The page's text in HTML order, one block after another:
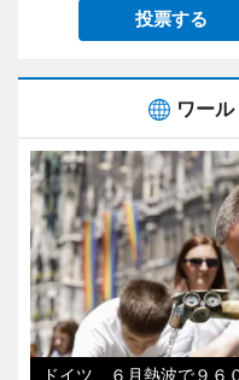
投票する
ワー
ドイツ、６月熱波で９６